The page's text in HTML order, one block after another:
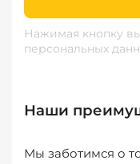
Нажимая кнопку
персональных
Наши
Мы заботимся о